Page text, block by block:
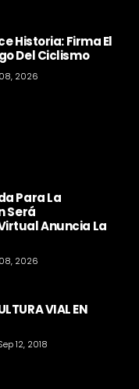
Historia: Firma El
Del Ciclismo
2026
Para La
Será
Anuncia La
2026
VIAL EN
12, 2018